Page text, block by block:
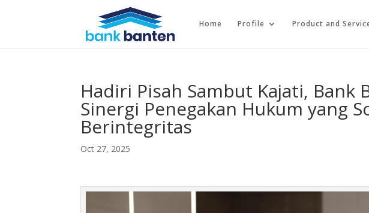
Home Profile Product and
Hadiri Pisah Sambut Kajati, Bank
Sinergi Penegakan Hukum yang
Berintegritas
Oct 27, 2025